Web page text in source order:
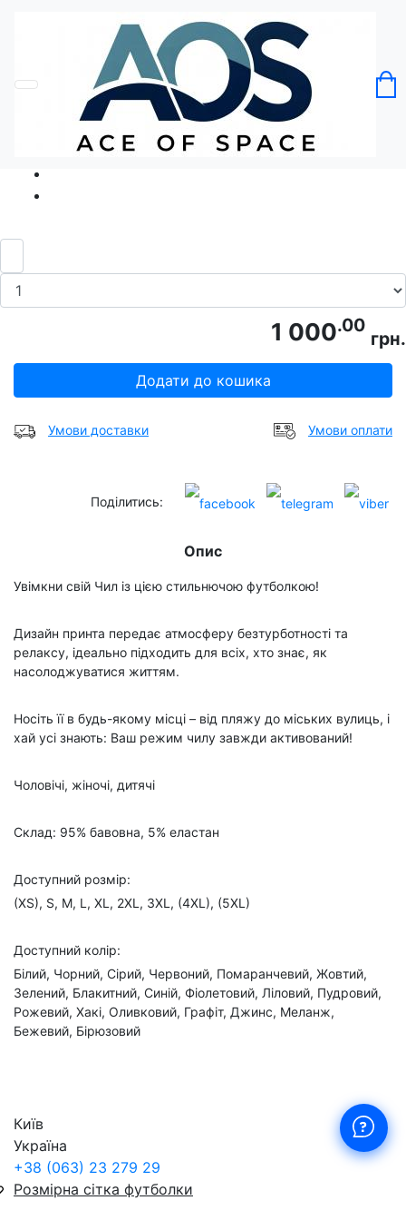
Без категорії
Футболка Режим Чилити Увімк
Код товару: Ace5322
1 000.00
грн.
Додати до кошика
Умови доставки Умови оплати
Поділитись:
Опис
Увімкни свій Чил із цією стильнючою футболкою!
Дизайн принта передає атмосферу безтурботності та
релаксу, ідеально підходить для всіх, хто знає, як
насолоджуватися життям.
Носіть її в будь-якому місці – від пляжу до міських вулиць, і
хай усі знають: Ваш режим чилу завжди активований!
Чоловічі, жіночі, дитячі
Склад: 95% бавовна, 5% еластан
Доступний розмір:
(XS), S, M, L, XL, 2XL, 3XL, (4XL), (5XL)
Доступний колір:
Білий, Чорний, Сірий, Червоний, Помаранчевий, Жовтий,
Зелений, Блакитний, Синій, Фіолетовий, Ліловий, Пудровий,
Рожевий, Хакі, Оливковий, Графіт, Джинс, Меланж,
Бежевий, Бірюзовий
Київ
Україна
+38 (063) 23 279 29
Розмірна сітка футболки